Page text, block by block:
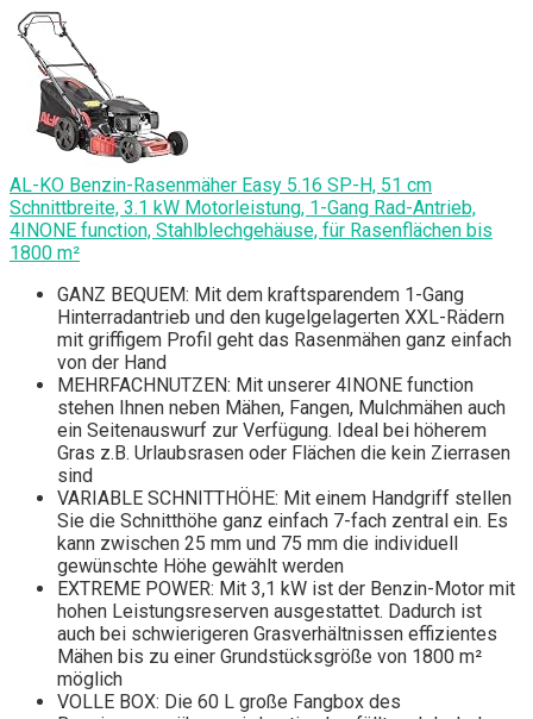
AL-KO Benzin-Rasenmäher Easy 5.16 SP-H, 51 cm
Schnittbreite, 3.1 kW Motorleistung, 1-Gang Rad-Antrieb,
4INONE function, Stahlblechgehäuse, für Rasenflächen bis
1800 m²
GANZ BEQUEM: Mit dem kraftsparendem 1-Gang
Hinterradantrieb und den kugelgelagerten XXL-Rädern
mit griffigem Profil geht das Rasenmähen ganz einfach
von der Hand
MEHRFACHNUTZEN: Mit unserer 4INONE function
stehen Ihnen neben Mähen, Fangen, Mulchmähen auch
ein Seitenauswurf zur Verfügung. Ideal bei höherem
Gras z.B. Urlaubsrasen oder Flächen die kein Zierrasen
sind
VARIABLE SCHNITTHÖHE: Mit einem Handgriff stellen
Sie die Schnitthöhe ganz einfach 7-fach zentral ein. Es
kann zwischen 25 mm und 75 mm die individuell
gewünschte Höhe gewählt werden
EXTREME POWER: Mit 3,1 kW ist der Benzin-Motor mit
hohen Leistungsreserven ausgestattet. Dadurch ist
auch bei schwierigeren Grasverhältnissen effizientes
Mähen bis zu einer Grundstücksgröße von 1800 m²
möglich
VOLLE BOX: Die 60 L große Fangbox des